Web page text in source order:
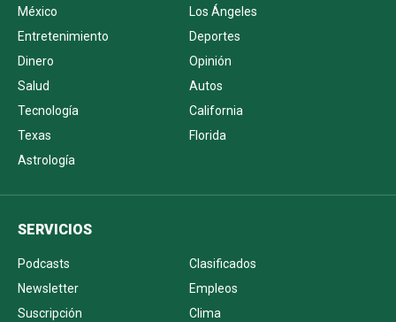
México
Los Ángeles
Entretenimiento
Deportes
Dinero
Opinión
Salud
Autos
Tecnología
California
Texas
Florida
Astrología
SERVICIOS
Podcasts
Clasificados
Newsletter
Empleos
Suscripción
Clima